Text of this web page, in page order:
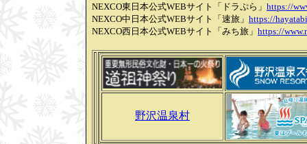
NEXCO東日本公式WEBサイト「ドラぷら」 https://
NEXCO中日本公式WEBサイト「速旅」 https://
NEXCO西日本公式WEBサイト「みち旅」 https://
野沢温泉村